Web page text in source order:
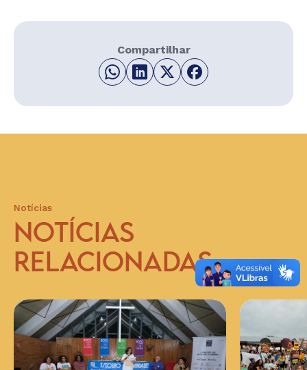
Compartilhar
Notícias
NOTÍCIAS
RELACIONADAS